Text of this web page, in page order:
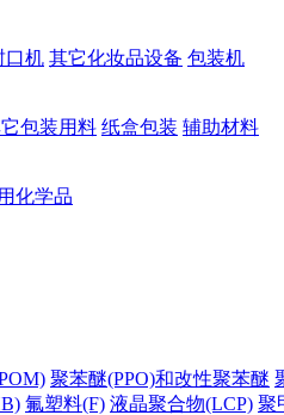
口机 其它化妆品设备 包装机
包装用料 纸盒包装 辅助材料
化学品
聚苯醚(PPO)和改性聚苯醚
氟塑料(F) 液晶聚合物(LCP) 聚